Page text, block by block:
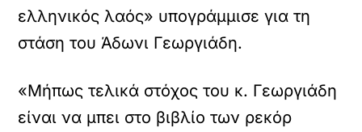
ελληνικός λαός» υπογράμμισε για τη
στάση του Άδωνι Γεωργιάδη.
«Μήπως τελικά στόχος του κ. Γεωργιάδη
είναι να μπει στο βιβλίο των ρεκόρ